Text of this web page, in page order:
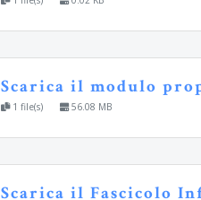
Scarica il modulo
1 file(s) 56.08 MB
Scarica il Fascicolo